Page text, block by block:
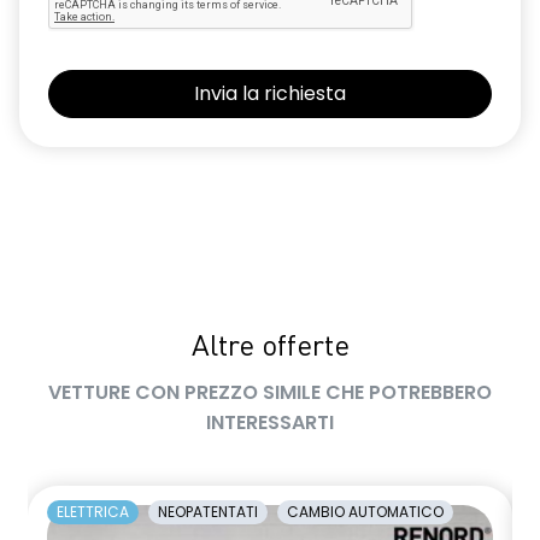
limitatore di velocità a 180 km/h
luci diurne a LED con firma luminosa C-shape
Pacchetto Guida Connessa, incluso per 5 anni
Pack standard connectivity, tramite app my rnlt
privacy glass
Altre offerte
VETTURE CON PREZZO SIMILE CHE POTREBBERO
INTERESSARTI
ELETTRICA NEOPATENTATI CAMBIO AUTOMATICO